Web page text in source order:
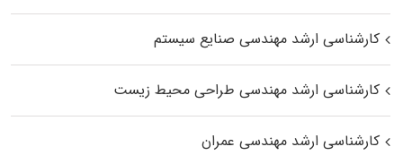
کارشناسی ارشد مهندسی صنایع سیستم
کارشناسی ارشد مهندسی طراحی محیط زیست
کارشناسی ارشد مهندسی عمران